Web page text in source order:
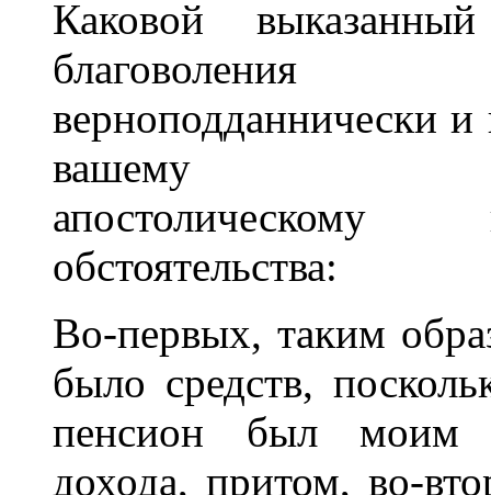
Каковой
благоволения
верноподданнически и
вашему
апостолическому
обстоятельства:
Во-первых, таким
было средств,
пенсион был моим
дохода, притом, во-